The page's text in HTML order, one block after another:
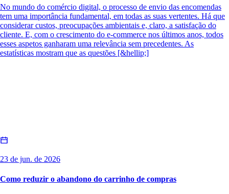
No mundo do comércio digital, o processo de envio das encomendas
tem uma importância fundamental, em todas as suas vertentes. Há que
considerar custos, preocupações ambientais e, claro, a satisfação do
cliente. E, com o crescimento do e-commerce nos últimos anos, todos
esses aspetos ganharam uma relevância sem precedentes. As
estatísticas mostram que as questões [&hellip;]
23 de jun. de 2026
Como reduzir o abandono do carrinho de compras